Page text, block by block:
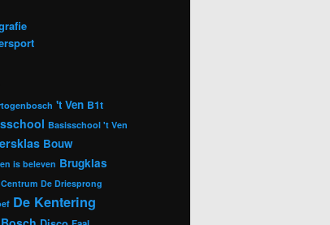
't Ven B1t
Basisschool 't Ven
Bouw
is beleven Brugklas
Centrum De Driesprong
De Kentering